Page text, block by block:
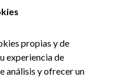
propias y de
experiencia de
análisis y ofrecer un